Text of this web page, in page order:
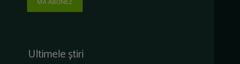
MĂ ABONEZ
Ultimele știri